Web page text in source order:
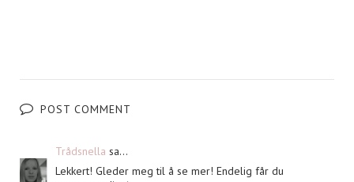
POST COMMENT
Trådsnella sa...
Lekkert! Gleder meg til å se mer! Endelig får du